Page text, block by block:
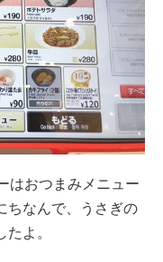
はおつまみメニュー
ちなんで、うさぎの
よ。